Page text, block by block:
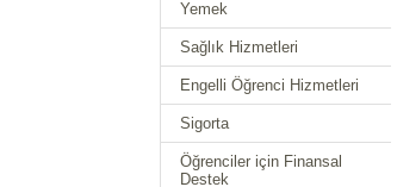
Yemek
Sağlık Hizmetleri
Engelli Öğrenci Hizmetleri
Sigorta
Öğrenciler için Finansal
Destek